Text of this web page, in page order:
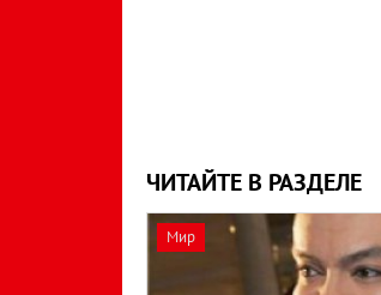
ЧИТАЙТЕ В РАЗДЕЛЕ
Мир